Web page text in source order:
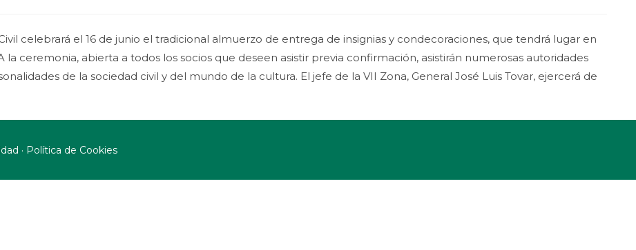
celebrará el 16 de junio el tradicional almuerzo de entrega de insignias y condecoraciones, que tendrá lugar en
la ceremonia, abierta a todos los socios que deseen asistir previa confirmación, asistirán numerosas autoridades
de la sociedad civil y del mundo de la cultura. El jefe de la VII Zona, General José Luis Tovar, ejercerá de
· Política de Cookies